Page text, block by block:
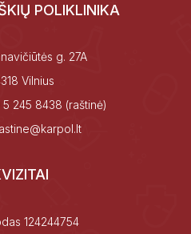
POLIKLINIKA
g. 27A
Vilnius
5 245 8438 (raštinė)
124244754